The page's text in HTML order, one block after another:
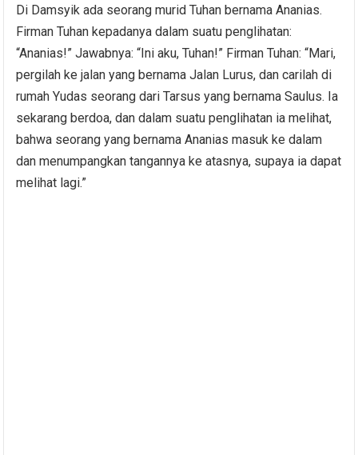
Di Damsyik ada seorang murid Tuhan bernama Ananias.
Firman Tuhan kepadanya dalam suatu penglihatan:
“Ananias!” Jawabnya: “Ini aku, Tuhan!” Firman Tuhan: “Mari,
pergilah ke jalan yang bernama Jalan Lurus, dan carilah di
rumah Yudas seorang dari Tarsus yang bernama Saulus. Ia
sekarang berdoa, dan dalam suatu penglihatan ia melihat,
bahwa seorang yang bernama Ananias masuk ke dalam
dan menumpangkan tangannya ke atasnya, supaya ia dapat
melihat lagi.”